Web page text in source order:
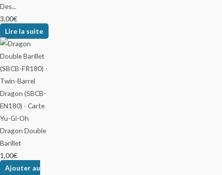
Des...
3,00€
Lire la suite
Dragon Double
Barillet
1,00€
Ajouter au